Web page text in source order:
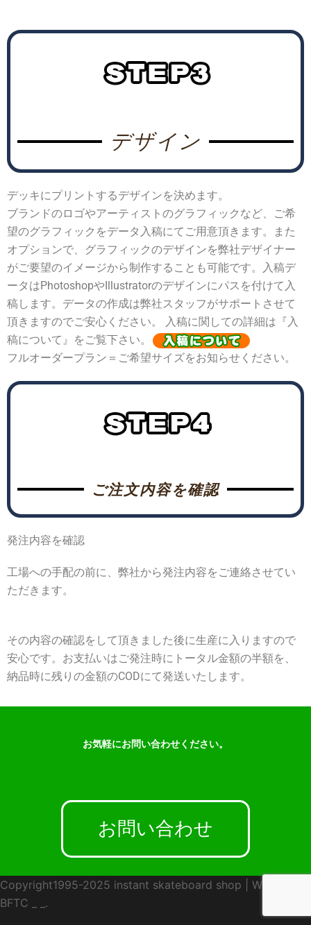
デザイン
デッキにプリントするデザインを決めます。
ブランドのロゴやアーティストのグラフィックなど、ご希
望のグラフィックをデータ入稿にてご用意頂きます。また
オプションで、グラフィックのデザインを弊社デザイナー
がご要望のイメージから制作することも可能です。入稿デ
ータはPhotoshopやIllustratorのデザインにパスを付けて入
稿します。データの作成は弊社スタッフがサポートさせて
頂きますのでご安心ください。 入稿に関しての詳細は『入
稿について』をご覧下さい。
フルオーダープラン＝ご希望サイズをお知らせください。
ご注文内容を確認
発注内容を確認
工場への手配の前に、弊社から発注内容をご連絡させてい
ただきます。
その内容の確認をして頂きました後に生産に入りますので
安心です。お支払いはご発注時にトータル金額の半額を、
納品時に残りの金額のCODにて発送いたします。
お気軽にお問い合わせください。
お問い合わせ
Copyright1995-2025 instant skateboard shop
WebDesign
BFTC _ _.